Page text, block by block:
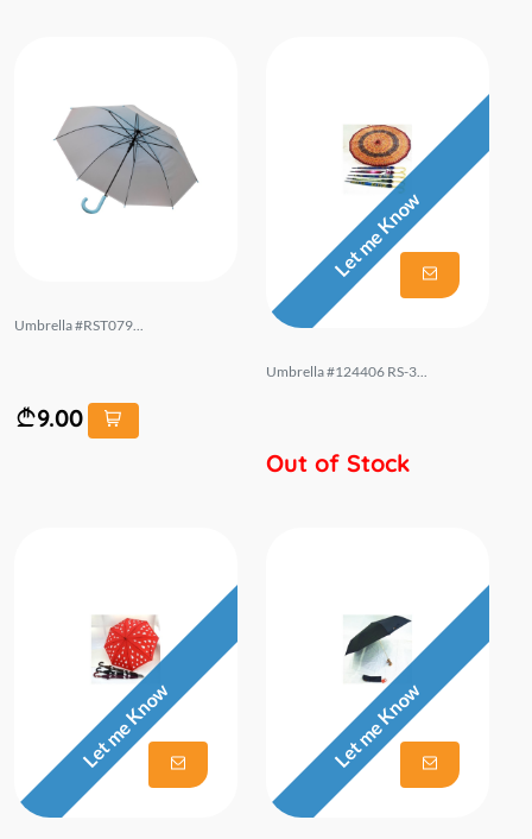
Umbrella #RST079...
9.00
Let me Know
Umbrella #124406 RS-3...
Out of Stock
Let me Know Let me Know